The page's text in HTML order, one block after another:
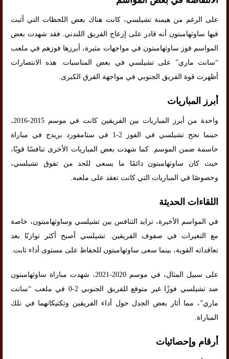
على الرغم من هيمنة تشيلسي، كانت هناك بعض اللحظات التي أثبت
فيها ساوثهامبتون أنه قادر على إزعاج الفريق اللندني. فقد شهدت بعض
المواسم فوز ساوثهامبتون في مواجهات مثيرة، أبرزها فوزهم في ملعب
“سانت ماري” على تشيلسي في بعض المناسبات. هذه الانتصارات
أظهرت قوة الفريق الجنوبي في مواجهة الفرق الكبرى.
أبرز المباريات
واحدة من أبرز المباريات بين الفريقين كانت في موسم 2015-2016،
حينما نجح تشيلسي في الفوز 2-1 في ستامفورد بريدج في مباراة
حاسمة ضمن الموسم. كما شهدت بعض المباريات الأخرى تنافسًا قويًا،
حيث كان ساوثهامبتون دائمًا ما يسعى للحد من تفوق تشيلسي،
وخصوصًا في المباريات التي كانت تعقد على ملعبه.
اللقاءات الحديثة
في المواسم الأخيرة، تزايد التنافس بين تشيلسي وساوثهامبتون، خاصة
مع التغيرات في صفوف الفريقين. تشيلسي أصبح أكثر توازنًا بعد
تعاقداته القوية، بينما سعى ساوثهامبتون للحفاظ على مستوى أداء ثابت.
على سبيل المثال، في موسم 2020-2021، شهدت مباراة ساوثهامبتون
ضد تشيلسي فوزًا غير متوقع للفريق الجنوبي 2-0 في ملعب “سانت
ماري”، مما أثار بعض الجدل حول أداء الفريقين وتكتيكاتهما في تلك
المباراة.
أرقام وإحصائيات